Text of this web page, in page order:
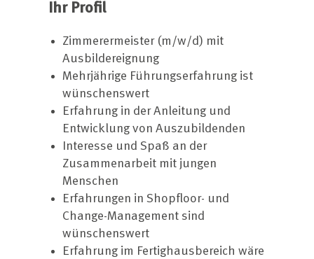
Ihr Profil
Zimmerermeister (m/w/d) mit
Ausbildereignung
Mehrjährige Führungserfahrung ist
wünschenswert
Erfahrung in der Anleitung und
Entwicklung von Auszubildenden
Interesse und Spaß an der
Zusammenarbeit mit jungen
Menschen
Erfahrungen in Shopfloor- und
Change-Management sind
wünschenswert
Erfahrung im Fertighausbereich wäre